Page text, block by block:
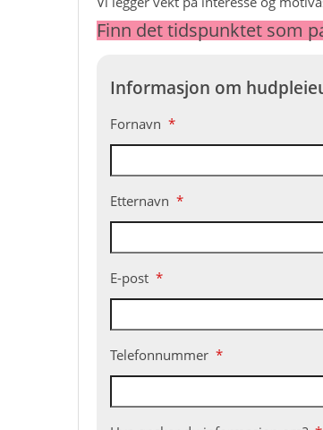
Finn det tidspunktet som
Informasjon om
Fornavn *
Etternavn *
E-post *
Telefonnummer *